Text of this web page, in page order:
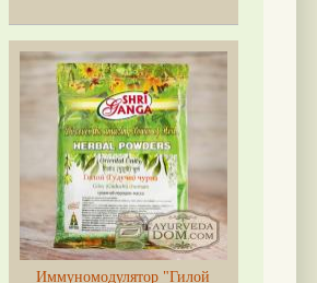
Иммуномодулятор "Гилой